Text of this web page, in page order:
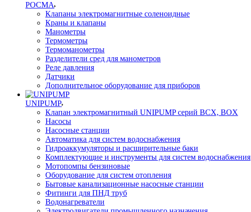
РОСМА
Клапаны электромагнитные соленоидные
Краны и клапаны
Манометры
Термометры
Термоманометры
Разделители сред для манометров
Реле давления
Датчики
Дополнительное оборудование для приборов
UNIPUMP
Клапан электромагнитный UNIPUMP серий BCX, BOX
Насосы
Насосные станции
Автоматика для систем водоснабжения
Гидроаккумуляторы и расширительные баки
Комплектующие и инструменты для систем водоснабжения
Мотопомпы бензиновые
Оборудование для систем отопления
Бытовые канализационные насосные станции
Фитинги для ПНД труб
Водонагреватели